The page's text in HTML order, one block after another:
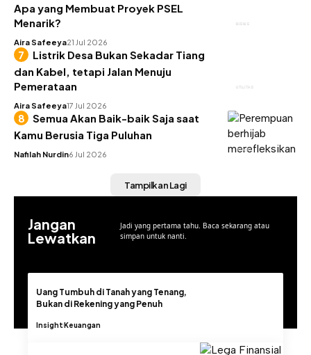
BISNIS
Apa yang Membuat Proyek PSEL
Menarik?
Aira Safeeya21 Jul 2026
UTILITAS
Listrik Desa Bukan Sekadar Tiang
dan Kabel, tetapi Jalan Menuju
Pemerataan
Aira Safeeya17 Jul 2026
INSIGHT
Semua Akan Baik-baik Saja saat
Kamu Berusia Tiga Puluhan
Nafilah Nurdin6 Jul 2026
Tampilkan Lagi
Jangan
Lewatkan
Jadi yang pertama tahu. Baca sekarang atau
simpan untuk nanti.
Uang Tumbuh di Tanah yang Tenang,
Bukan di Rekening yang Penuh
InsightKeuangan